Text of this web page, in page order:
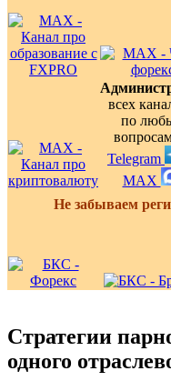
всех
по
Telegram
MAX
Не забываем
Стратегии
одного